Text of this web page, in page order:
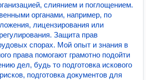
слиянием и поглощением.
органами, например, по
лицензирования или
Защита прав
спорах. Мой опыт и знания в
права помогают грамотно подойти
дел, будь то подготовка искового
подготовка документов для